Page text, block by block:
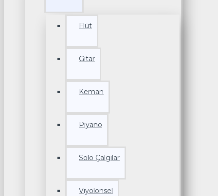
Flüt
Gitar
Keman
Piyano
Solo Çalgılar
Viyolonsel